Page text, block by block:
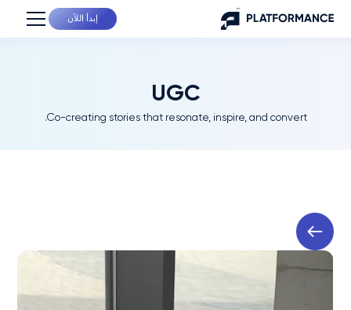
إبدأ اللآن
UGC
Co-creating stories that resonate, inspire, and convert.